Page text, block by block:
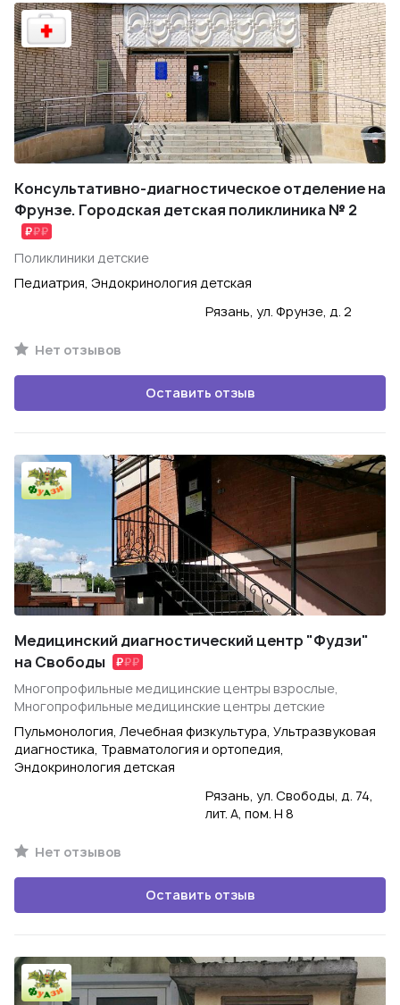
Консультативно-диагностическое отделение на
Фрунзе. Городская детская поликлиника № 2
Поликлиники детские
Педиатрия, Эндокринология детская
Рязань, ул. Фрунзе, д. 2
Нет отзывов
Оставить отзыв
Медицинский диагностический центр "Фудзи"
на Свободы
Многопрофильные медицинские центры взрослые,
Многопрофильные медицинские центры детские
Пульмонология, Лечебная физкультура, Ультразвуковая
диагностика, Травматология и ортопедия,
Эндокринология детская
Рязань, ул. Свободы, д. 74,
лит. А, пом. Н 8
Нет отзывов
Оставить отзыв